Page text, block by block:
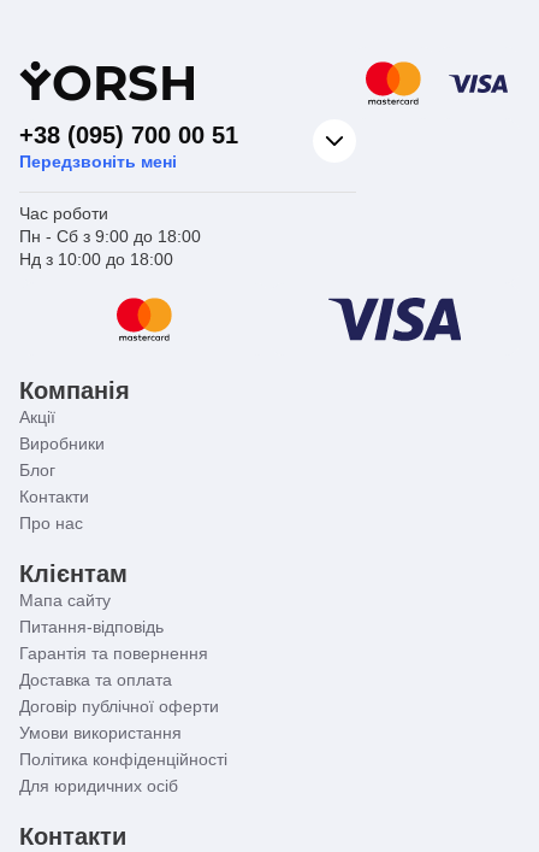
YORSH
+38 (095) 700 00 51
Передзвоніть мені
Час роботи
Пн - Сб з 9:00 до 18:00
Нд з 10:00 до 18:00
Компанія
Акції
Виробники
Блог
Контакти
Про нас
Клієнтам
Мапа сайту
Питання-відповідь
Гарантія та повернення
Доставка та оплата
Договір публічної оферти
Умови використання
Політика конфіденційності
Для юридичних осіб
Контакти